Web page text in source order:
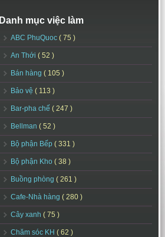
Danh mục việc làm
ABC PhuQuoc ( 75 )
An Thới ( 52 )
Bán hàng ( 105 )
Bảo vệ ( 113 )
Bar-pha chế ( 247 )
Bellman ( 52 )
Bộ phận Bếp ( 331 )
Bộ phận Kho ( 38 )
Buồng phòng ( 261 )
Cafe-Nhà hàng ( 280 )
Cây xanh ( 75 )
Chăm sóc KH ( 62 )